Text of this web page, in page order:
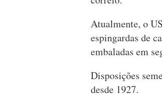
Atualmente, o
espingardas de
embaladas em
Disposições
desde 1927.